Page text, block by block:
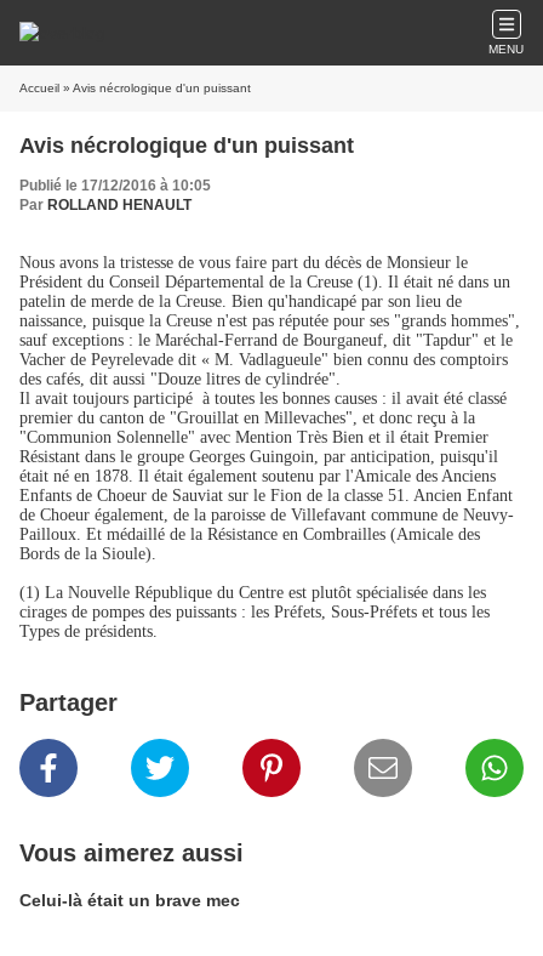
MENU
Accueil » Avis nécrologique d'un puissant
Avis nécrologique d'un puissant
Publié le 17/12/2016 à 10:05
Par ROLLAND HENAULT
Nous avons la tristesse de vous faire part du décès de Monsieur le
Président du Conseil Départemental de la Creuse (1). Il était né dans un
patelin de merde de la Creuse. Bien qu'handicapé par son lieu de
naissance, puisque la Creuse n'est pas réputée pour ses "grands hommes",
sauf exceptions : le Maréchal-Ferrand de Bourganeuf, dit "Tapdur" et le
Vacher de Peyrelevade dit « M. Vadlagueule" bien connu des comptoirs
des cafés, dit aussi "Douze litres de cylindrée".
Il avait toujours participé à toutes les bonnes causes : il avait été classé
premier du canton de "Grouillat en Millevaches", et donc reçu à la
"Communion Solennelle" avec Mention Très Bien et il était Premier
Résistant dans le groupe Georges Guingoin, par anticipation, puisqu'il
était né en 1878. Il était également soutenu par l'Amicale des Anciens
Enfants de Choeur de Sauviat sur le Fion de la classe 51. Ancien Enfant
de Choeur également, de la paroisse de Villefavant commune de Neuvy-
Pailloux. Et médaillé de la Résistance en Combrailles (Amicale des
Bords de la Sioule).
(1) La Nouvelle République du Centre est plutôt spécialisée dans les
cirages de pompes des puissants : les Préfets, Sous-Préfets et tous les
Types de présidents.
Partager
Vous aimerez aussi
Celui-là était un brave mec